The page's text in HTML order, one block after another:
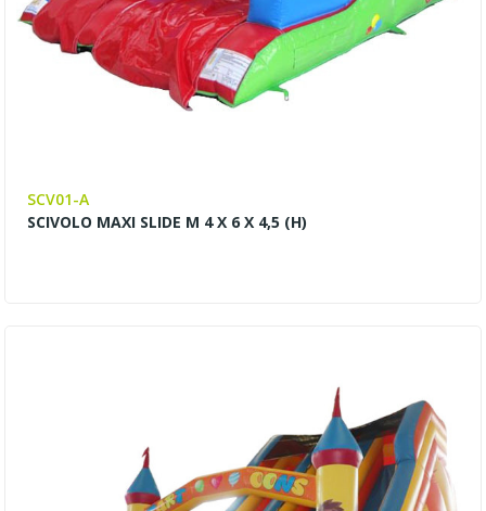
SCV01-A
SCIVOLO MAXI SLIDE M 4 X 6 X 4,5 (H)